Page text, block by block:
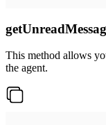
This method allows
the agent.